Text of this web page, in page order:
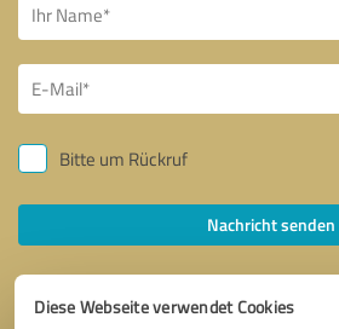
Diese Webseite verwendet Cookies
Bitte um Rückruf
Nachricht senden
Ich stimme den